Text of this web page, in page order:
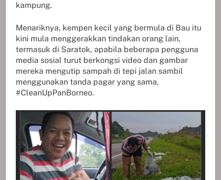
kampung.
Menariknya, kempen kecil yang bermula di Bau itu
kini mula menggerakkan tindakan orang lain,
termasuk di Saratok, apabila beberapa pengguna
media sosial turut berkongsi video dan gambar
mereka mengutip sampah di tepi jalan sambil
menggunakan tanda pagar yang sama,
#CleanUpPanBorneo.